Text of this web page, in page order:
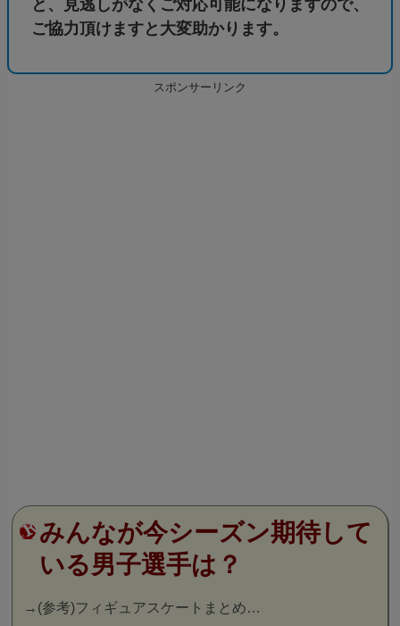
と、見逃しがなくご対応可能になりますので、
ご協力頂けますと大変助かります。
スポンサーリンク
みんなが今シーズン期待して
いる男子選手は？
→ (参考)フィギュアスケートまとめ…